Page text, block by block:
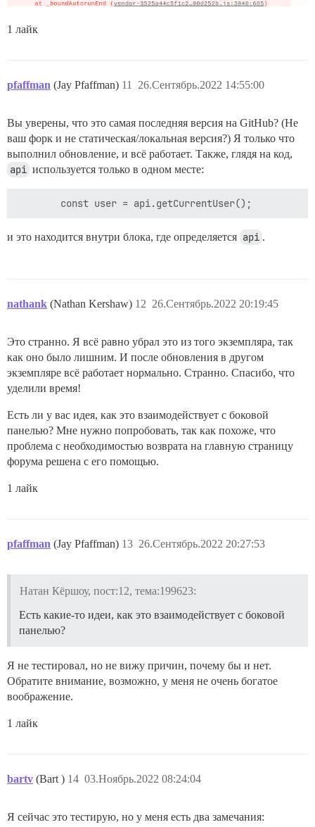
1 лайк
pfaffman (Jay Pfaffman) 26.Сентябрь.2022 14:55:00
11
Вы уверены, что это самая последняя версия на GitHub? (Не
ваш форк и не статическая/локальная версия?) Я только что
выполнил обновление, и всё работает. Также, глядя на код,
api используется только в одном месте:
и это находится внутри блока, где определяется api .
nathank (Nathan Kershaw) 26.Сентябрь.2022 20:19:45
12
Это странно. Я всё равно убрал это из того экземпляра, так
как оно было лишним. И после обновления в другом
экземпляре всё работает нормально. Странно. Спасибо, что
уделили время!
Есть ли у вас идея, как это взаимодействует с боковой
панелью? Мне нужно попробовать, так как похоже, что
проблема с необходимостью возврата на главную страницу
форума решена с его помощью.
1 лайк
pfaffman (Jay Pfaffman) 26.Сентябрь.2022 20:27:53
13
Натан Кёршоу, пост:12, тема:199623:
Есть какие-то идеи, как это взаимодействует с боковой
панелью?
Я не тестировал, но не вижу причин, почему бы и нет.
Обратите внимание, возможно, у меня не очень богатое
воображение.
1 лайк
bartv (Bart ) 03.Ноябрь.2022 08:24:04
14
Я сейчас это тестирую, но у меня есть два замечания: